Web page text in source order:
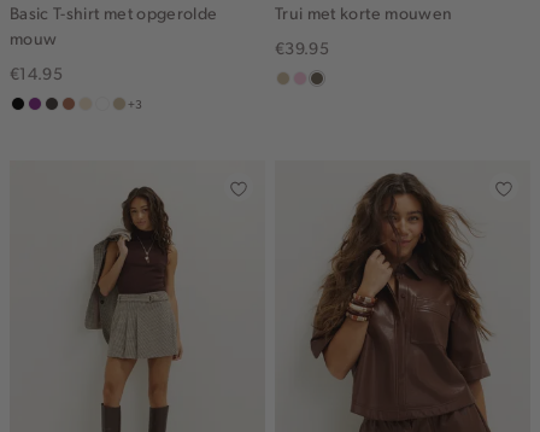
Basic T-shirt met opgerolde
mouw
€14.95
zwart
middenpaars
chocoterracotta
vanille
witlichtzand
+3
Trui met korte mouwen
€39.95
lichtzand
lichtroze
lichtbruin